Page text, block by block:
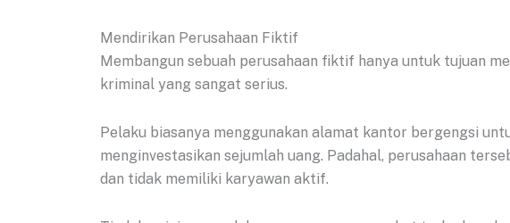
Mendirikan Perusahaan Fiktif
Membangun sebuah perusahaan fiktif hanya untuk tujuan
kriminal yang sangat serius.
Pelaku biasanya menggunakan alamat kantor bergengsi
menginvestasikan sejumlah uang. Padahal, perusahaan
dan tidak memiliki karyawan aktif.